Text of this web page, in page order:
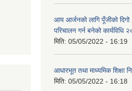
आय आर्जनको लागि पूँजीको
परिचालन गर्न बनेको कार्यविधि
मिति: 05/05/2022 - 16:19
आधारभूत तथा माध्यमिक शिक्षा
मिति: 05/05/2022 - 16:18